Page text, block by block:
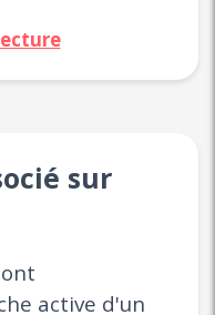
sur
active d'un